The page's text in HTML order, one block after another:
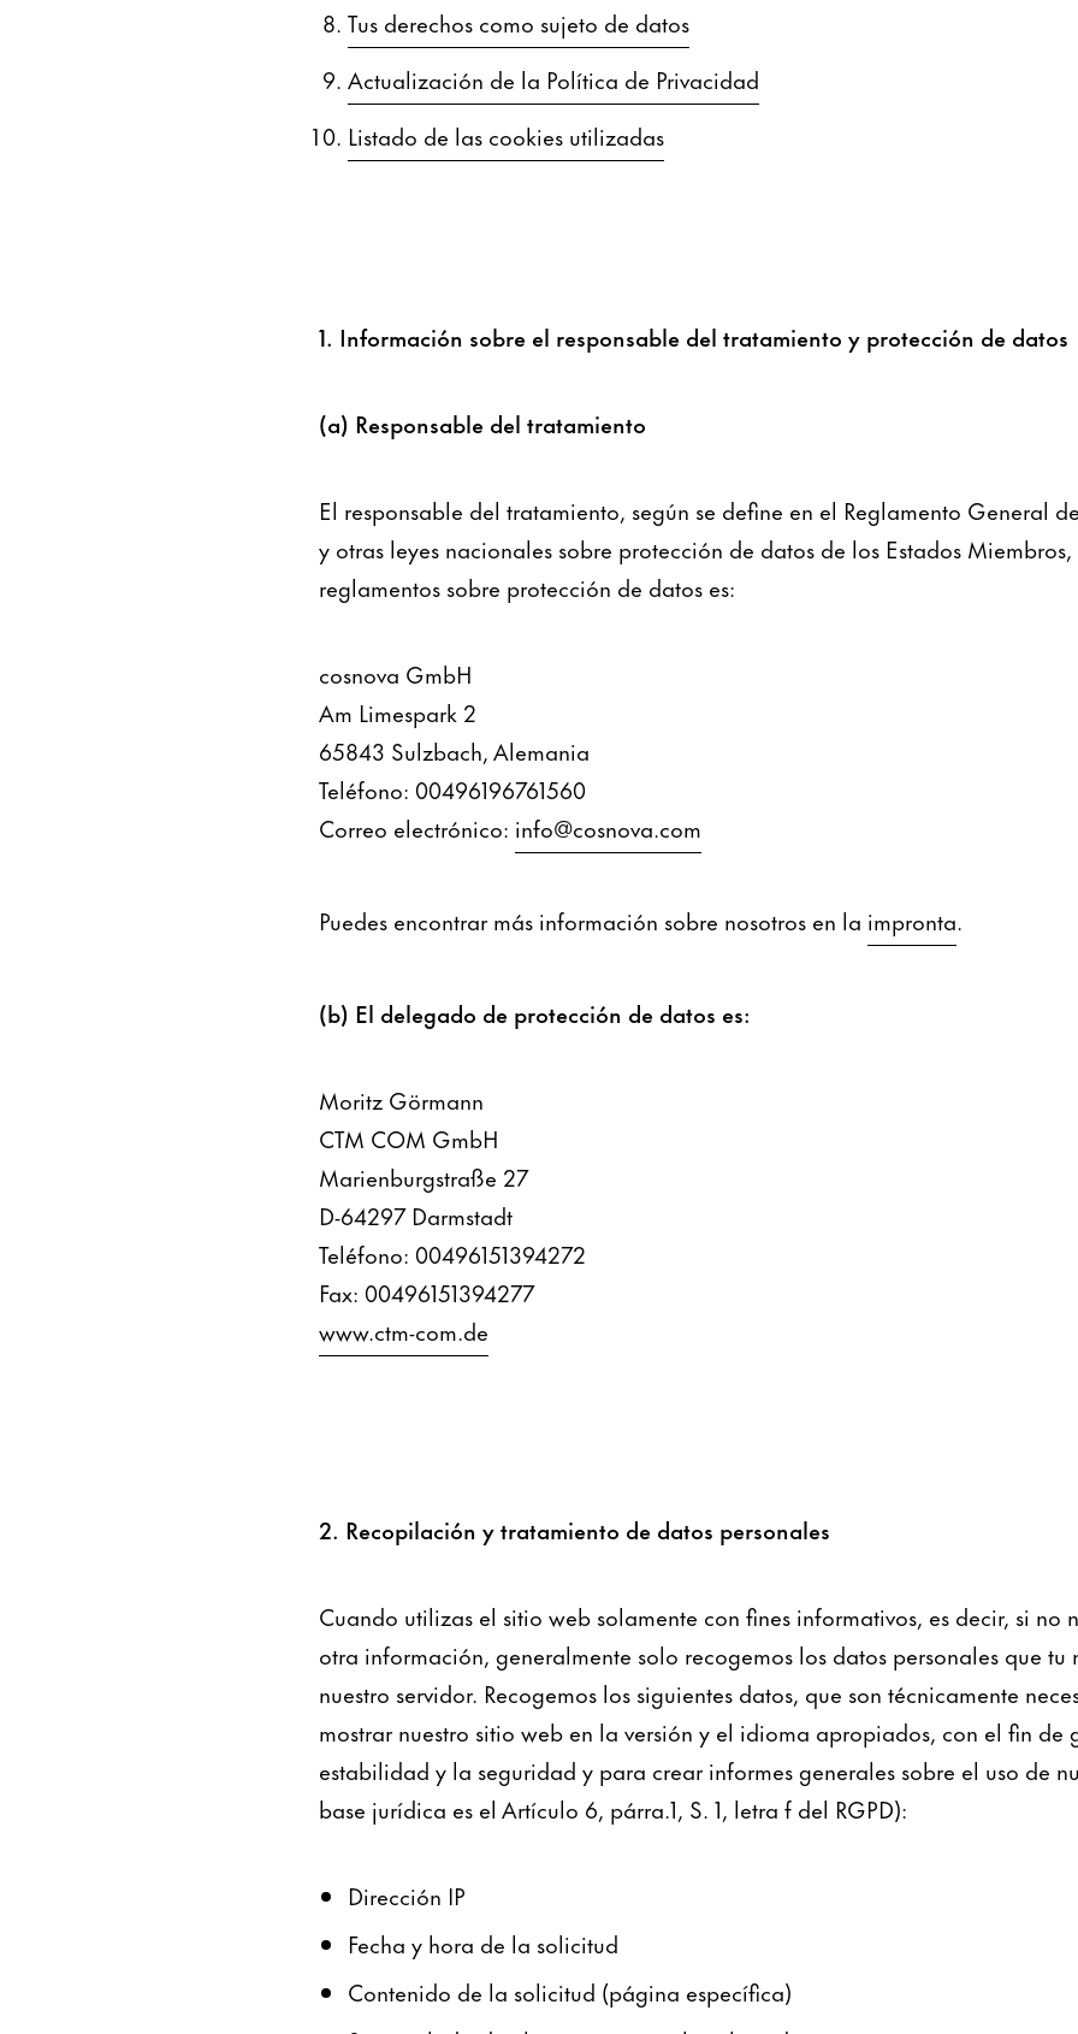
Tus derechos como sujeto de datos
Actualización de la Política de Privacidad
Listado de las cookies utilizadas
1. Información sobre el responsable del tratamiento y protección de datos
(a) Responsable del tratamiento
El responsable del tratamiento, según se define en el Reglamento General
y otras leyes nacionales sobre protección de datos de los Estados
reglamentos sobre protección de datos es:
cosnova GmbH
Am Limespark 2
65843 Sulzbach, Alemania
Teléfono: 00496196761560
Correo electrónico: info@cosnova.com
Puedes encontrar más información sobre nosotros en la impronta.
(b) El delegado de protección de datos es:
Moritz Görmann
CTM COM GmbH
Marienburgstraße 27
D-64297 Darmstadt
Teléfono: 00496151394272
Fax: 00496151394277
www.ctm-com.de
2. Recopilación y tratamiento de datos personales
Cuando utilizas el sitio web solamente con fines informativos, es decir, si no
otra información, generalmente solo recogemos los datos personales que tu
nuestro servidor. Recogemos los siguientes datos, que son técnicamente
mostrar nuestro sitio web en la versión y el idioma apropiados, con el fin de
estabilidad y la seguridad y para crear informes generales sobre el uso de
base jurídica es el Artículo 6, párra.1, S. 1, letra f del RGPD):
Dirección IP
Fecha y hora de la solicitud
Contenido de la solicitud (página específica)